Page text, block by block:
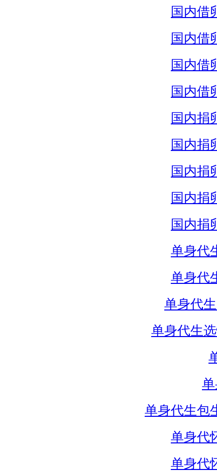
国内借
国内借
国内借
国内借
国内捐
国内捐
国内捐
国内捐
国内捐
单身代
单身代
单身代
单身代生
单身代生包
单身代
单身代